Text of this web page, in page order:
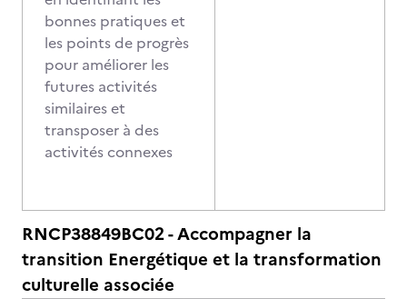
bonnes pratiques et
les points de progrès
pour améliorer les
futures activités
similaires et
transposer à des
activités connexes
RNCP38849BC02 - Accompagner la
transition Energétique et la transformation
culturelle associée